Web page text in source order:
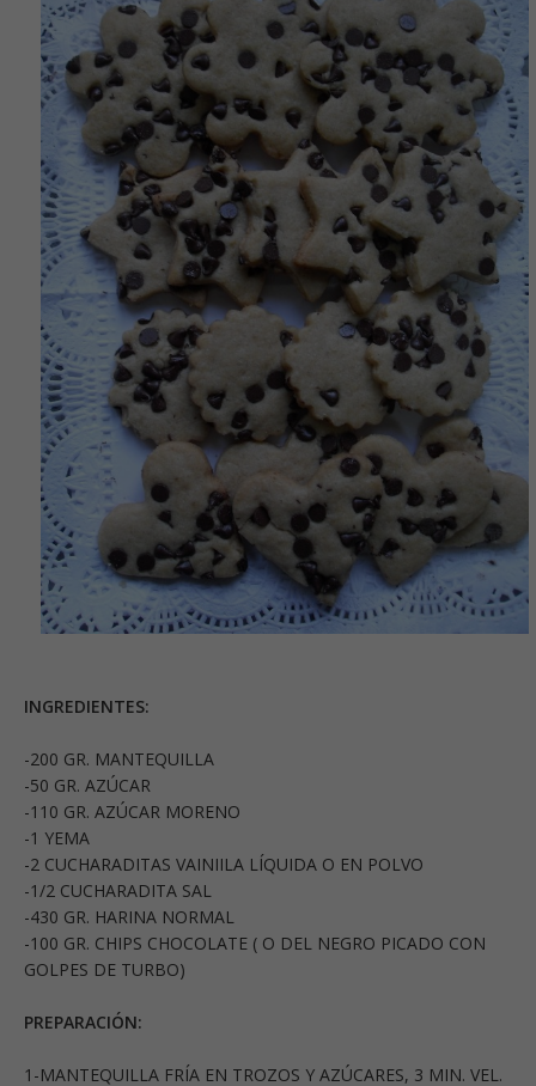
INGREDIENTES:
-200 GR. MANTEQUILLA
-50 GR. AZÚCAR
-110 GR. AZÚCAR MORENO
-1 YEMA
-2 CUCHARADITAS VAINIILA LÍQUIDA O EN POLVO
-1/2 CUCHARADITA SAL
-430 GR. HARINA NORMAL
-100 GR. CHIPS CHOCOLATE ( O DEL NEGRO PICADO CON
GOLPES DE TURBO)
PREPARACIÓN:
1-MANTEQUILLA FRÍA EN TROZOS Y AZÚCARES, 3 MIN. VEL.